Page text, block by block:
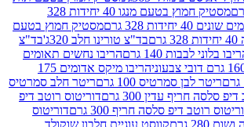
מסטיק חמוץ בטעם מנגו 40 יחידות 328
מסטיק חמוץ בטעם
בד"צ טורינו חלב 320ג'
בד"צ
גרם
הריבו נחשים תאומים
הריבו מיקס אדומים 175
100 גרם
ריטר חלב סמרטיס
300 גרם
דוריטוס רוטב דיפ
סלסה חריף 300 גרם
דוריטוס
קווסט עוגיית חלבון שוקולד